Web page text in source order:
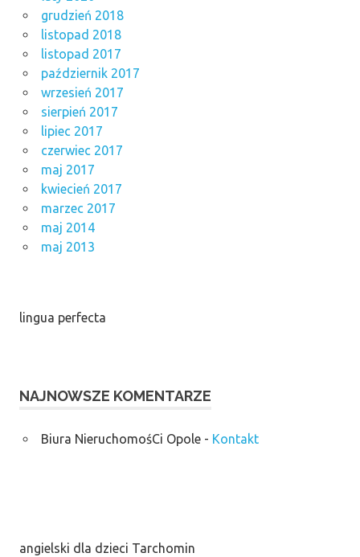
grudzień 2018
listopad 2018
listopad 2017
październik 2017
wrzesień 2017
sierpień 2017
lipiec 2017
czerwiec 2017
maj 2017
kwiecień 2017
marzec 2017
maj 2014
maj 2013
lingua perfecta
NAJNOWSZE KOMENTARZE
Biura NieruchomośCi Opole- Kontakt
angielski dla dzieci Tarchomin